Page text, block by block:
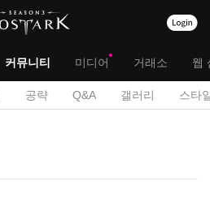
대
메
커뮤니티 미디어 거래소 웹
서
공략 Q&A 갤러리 스타